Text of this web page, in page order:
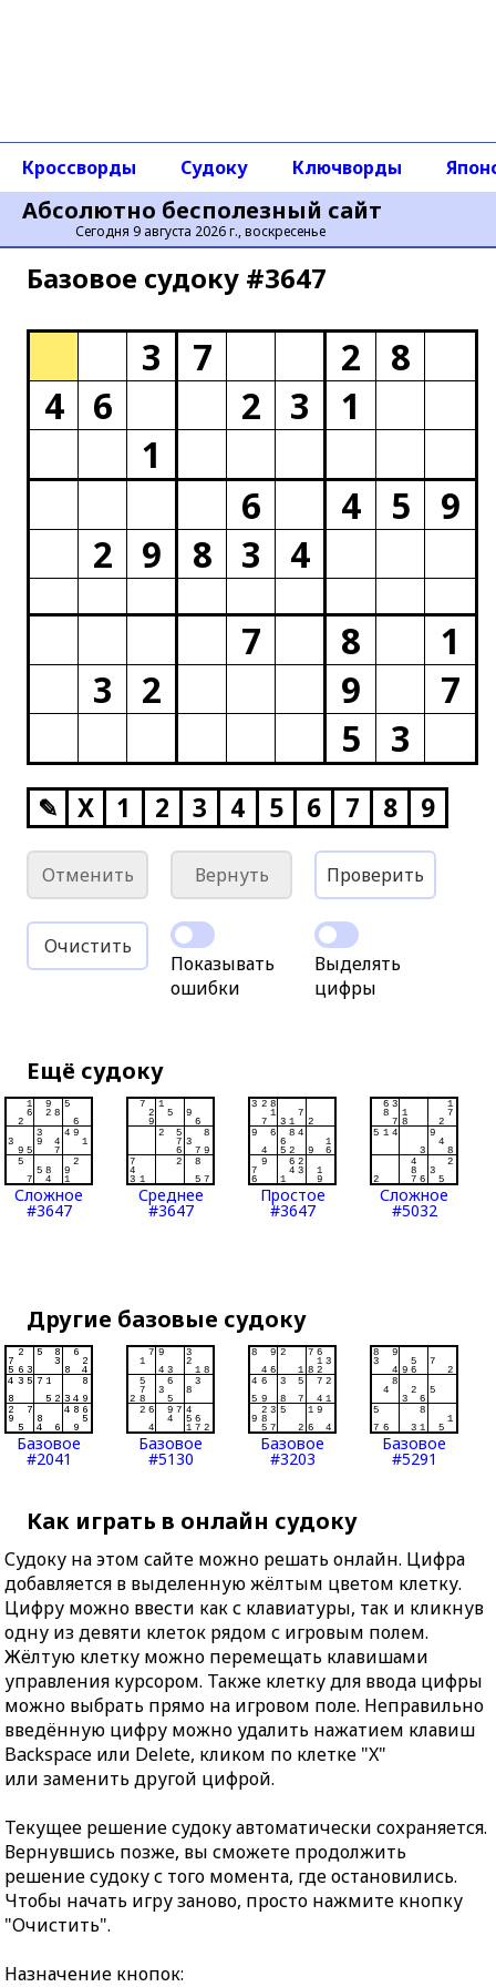
Абсолютно бесполезный сайт
Сегодня 9 августа 2026 г., воскресенье
Кроссворды Судоку Ключворды
Базовое cудоку #3647
3 7 2
8
4
6 2 3
1
1
6
4 5
9
2
9 8 3
4
7
8
1
3
2 9
7
5
3
✎ X 1 2 3 4 5 6 7 8 9
Отменить Вернуть Проверить
Очистить
Показывать
ошибки
Выделять
цифры
Ещё судоку
Сложное
#3647
Среднее
#3647
Простое
#3647
Сложное
#5032
Другие базовые судоку
Базовое
#2041
Базовое
#5130
Базовое
#3203
Базовое
#5291
Как играть в онлайн судоку
Судоку на этом сайте можно решать онлайн. Цифра
добавляется в выделенную жёлтым цветом клетку.
Цифру можно ввести как с клавиатуры, так и кликнув
одну из девяти клеток рядом с игровым полем.
Жёлтую клетку можно перемещать клавишами
управления курсором. Также клетку для ввода цифры
можно выбрать прямо на игровом поле. Неправильно
введённую цифру можно удалить нажатием клавиш
Backspace или Delete, кликом по клетке "X"
или заменить другой цифрой.
Текущее решение судоку автоматически сохраняется.
Вернувшись позже, вы сможете продолжить
решение судоку с того момента, где остановились.
Чтобы начать игру заново, просто нажмите кнопку
"Очистить".
Назначение кнопок: